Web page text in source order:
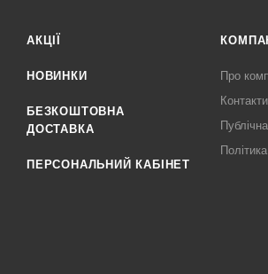
АКЦІЇ
НОВИНКИ
БЕЗКОШТОВНА
ДОСТАВКА
ПЕРСОНАЛЬНИЙ КАБІНЕТ
Про
Контакти